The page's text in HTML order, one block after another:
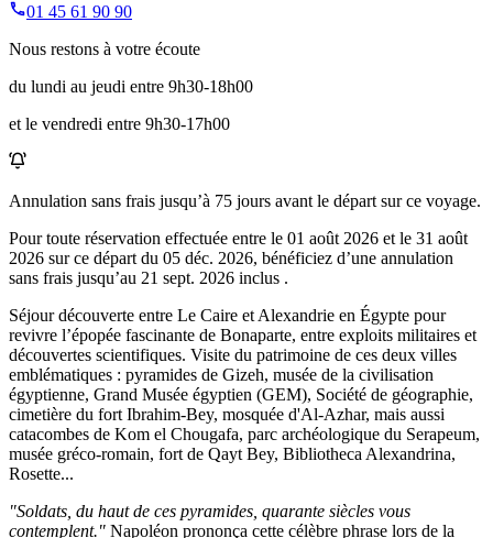
01 45 61 90 90
Nous restons à votre écoute
du lundi au jeudi entre 9h30-18h00
et le vendredi entre 9h30-17h00
Annulation sans frais jusqu’à 75 jours avant le départ sur ce voyage.
Pour toute réservation effectuée entre le 01 août 2026 et le 31 août
2026 sur ce départ du 05 déc. 2026, bénéficiez d’une annulation
sans frais jusqu’au 21 sept. 2026 inclus .
Séjour découverte entre Le Caire et Alexandrie en Égypte pour
revivre l’épopée fascinante de Bonaparte, entre exploits militaires et
découvertes scientifiques. Visite du patrimoine de ces deux villes
emblématiques : pyramides de Gizeh, musée de la civilisation
égyptienne, Grand Musée égyptien (GEM), Société de géographie,
cimetière du fort Ibrahim-Bey, mosquée d'Al-Azhar, mais aussi
catacombes de Kom el Chougafa, parc archéologique du Serapeum,
musée gréco-romain, fort de Qayt Bey, Bibliotheca Alexandrina,
Rosette...
"Soldats, du haut de ces pyramides, quarante siècles vous
contemplent." Napoléon prononça cette célèbre phrase lors de la